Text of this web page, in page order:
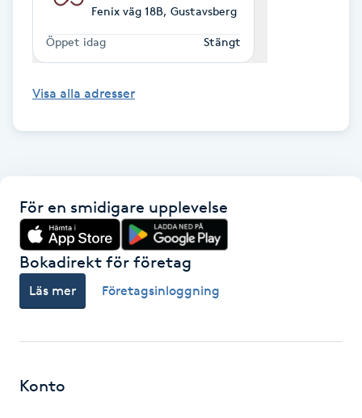
LPG-massage
Lymfmassage
M
Makeup
Manikyr & Pedikyr
Fenix väg 18B, Gustavsberg
Öppet idag Stängt
Visa alla adresser
För en smidigare upplevelse
Bokadirekt för företag
Läs mer Företagsinloggning
Konto